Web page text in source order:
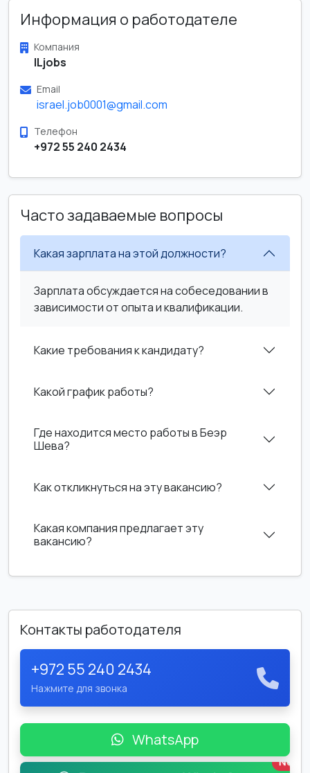
Информация о работодателе
Компания
ILjobs
Email
israel.job0001@gmail.com
Телефон
+972 55 240 2434
Часто задаваемые вопросы
Какая зарплата на этой должности?
Зарплата обсуждается на собеседовании в
зависимости от опыта и квалификации.
Какие требования к кандидату?
Какой график работы?
Где находится место работы в Беэр
Шева?
Как откликнуться на эту вакансию?
Какая компания предлагает эту
вакансию?
Контакты работодателя
+972 55 240 2434
Нажмите для звонка
WhatsApp
New